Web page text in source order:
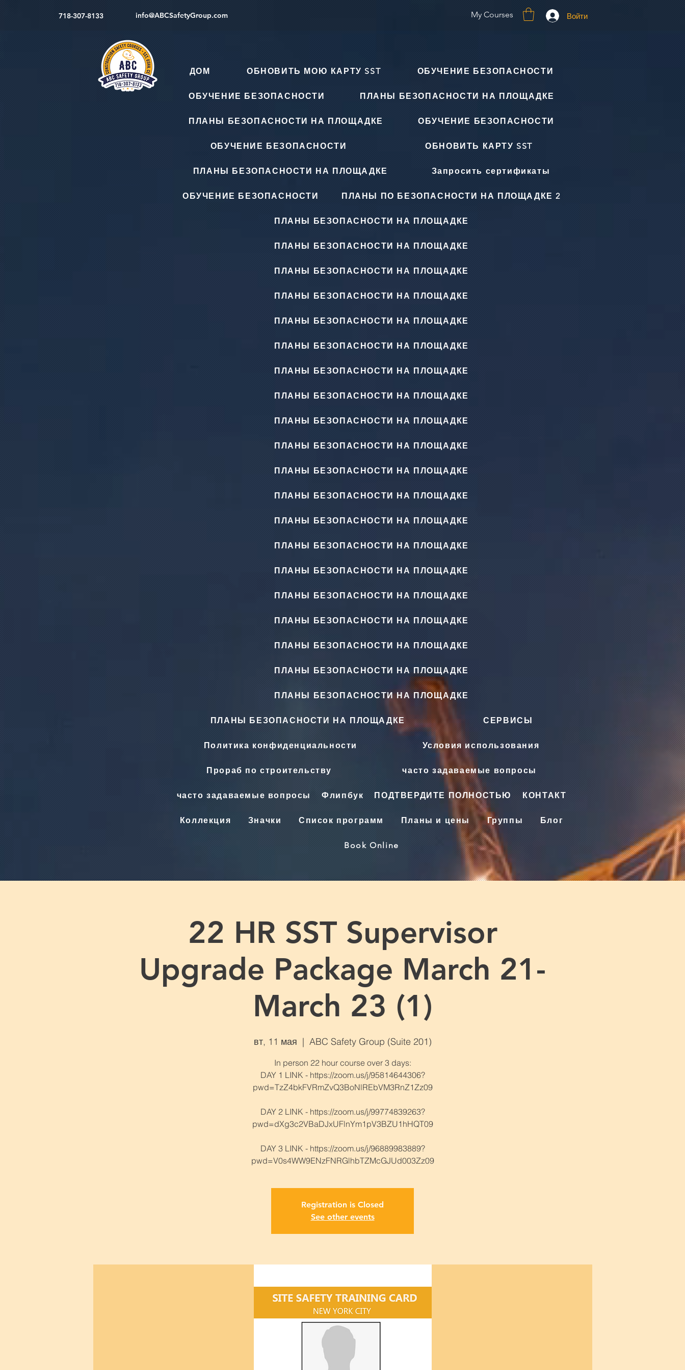
718-307-8133 info@ABCSafetyGroup.com My Courses Войти
ДОМ ОБНОВИТЬ МОЮ КАРТУ SST ОБУЧЕНИЕ БЕЗОПАСНОСТИ
ОБУЧЕНИЕ БЕЗОПАСНОСТИ ПЛАНЫ БЕЗОПАСНОСТИ НА ПЛОЩАДКЕ
ПЛАНЫ БЕЗОПАСНОСТИ НА ПЛОЩАДКЕ ОБУЧЕНИЕ БЕЗОПАСНОСТИ
ОБУЧЕНИЕ БЕЗОПАСНОСТИ ОБНОВИТЬ КАРТУ SST
ПЛАНЫ БЕЗОПАСНОСТИ НА ПЛОЩАДКЕ Запросить сертификаты
ОБУЧЕНИЕ БЕЗОПАСНОСТИ ПЛАНЫ ПО БЕЗОПАСНОСТИ НА ПЛОЩАДКЕ 2
ПЛАНЫ БЕЗОПАСНОСТИ НА ПЛОЩАДКЕ
ПЛАНЫ БЕЗОПАСНОСТИ НА ПЛОЩАДКЕ
ПЛАНЫ БЕЗОПАСНОСТИ НА ПЛОЩАДКЕ
ПЛАНЫ БЕЗОПАСНОСТИ НА ПЛОЩАДКЕ
ПЛАНЫ БЕЗОПАСНОСТИ НА ПЛОЩАДКЕ
ПЛАНЫ БЕЗОПАСНОСТИ НА ПЛОЩАДКЕ
ПЛАНЫ БЕЗОПАСНОСТИ НА ПЛОЩАДКЕ
ПЛАНЫ БЕЗОПАСНОСТИ НА ПЛОЩАДКЕ
ПЛАНЫ БЕЗОПАСНОСТИ НА ПЛОЩАДКЕ
ПЛАНЫ БЕЗОПАСНОСТИ НА ПЛОЩАДКЕ
ПЛАНЫ БЕЗОПАСНОСТИ НА ПЛОЩАДКЕ
ПЛАНЫ БЕЗОПАСНОСТИ НА ПЛОЩАДКЕ
ПЛАНЫ БЕЗОПАСНОСТИ НА ПЛОЩАДКЕ
ПЛАНЫ БЕЗОПАСНОСТИ НА ПЛОЩАДКЕ
ПЛАНЫ БЕЗОПАСНОСТИ НА ПЛОЩАДКЕ
ПЛАНЫ БЕЗОПАСНОСТИ НА ПЛОЩАДКЕ
ПЛАНЫ БЕЗОПАСНОСТИ НА ПЛОЩАДКЕ
ПЛАНЫ БЕЗОПАСНОСТИ НА ПЛОЩАДКЕ
ПЛАНЫ БЕЗОПАСНОСТИ НА ПЛОЩАДКЕ
ПЛАНЫ БЕЗОПАСНОСТИ НА ПЛОЩАДКЕ
ПЛАНЫ БЕЗОПАСНОСТИ НА ПЛОЩАДКЕ СЕРВИСЫ
Политика конфиденциальности Условия использования
Прораб по строительству часто задаваемые вопросы
часто задаваемые вопросы Флипбук ПОДТВЕРДИТЕ ПОЛНОСТЬЮ КОНТАКТ
Коллекция Значки Список программ Планы и цены Группы Блог
Book Online
22 HR SST Supervisor
Upgrade Package March 21-
March 23 (1)
вт, 11 мая
  |
ABC Safety Group (Suite 201)
In person 22 hour course over 3 days:
DAY 1 LINK - https://zoom.us/j/95814644306?
pwd=TzZ4bkFVRmZvQ3BoNlREbVM3RnZ1Zz09
DAY 2 LINK - https://zoom.us/j/99774839263?
pwd=dXg3c2VBaDJxUFlnYm1pV3BZU1hHQT09
DAY 3 LINK - https://zoom.us/j/96889983889?
pwd=V0s4WW9ENzFNRGlhbTZMcGJUd003Zz09
Registration is Closed
See other events